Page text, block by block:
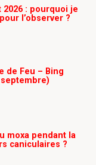
2026 : pourquoi je
l’observer ?
de Feu – Bing
septembre)
moxa pendant la
caniculaires ?